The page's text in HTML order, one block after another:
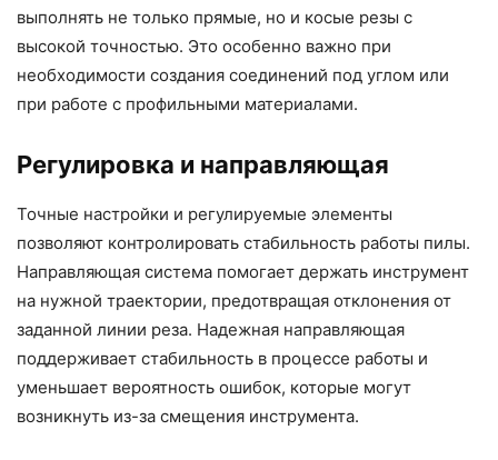
выполнять не только прямые, но и косые резы с
высокой точностью. Это особенно важно при
необходимости создания соединений под углом или
при работе с профильными материалами.
Регулировка и направляющая
Точные настройки и регулируемые элементы
позволяют контролировать стабильность работы пилы.
Направляющая система помогает держать инструмент
на нужной траектории, предотвращая отклонения от
заданной линии реза. Надежная направляющая
поддерживает стабильность в процессе работы и
уменьшает вероятность ошибок, которые могут
возникнуть из-за смещения инструмента.